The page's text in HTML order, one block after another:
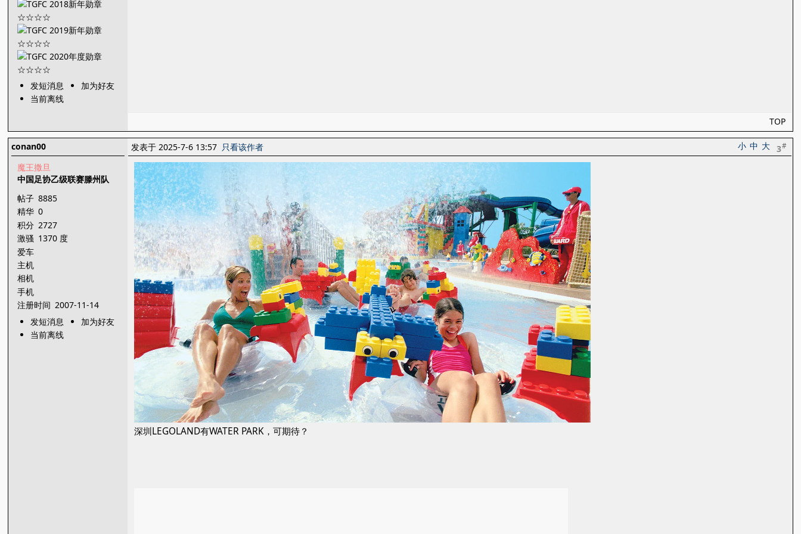
发短消息
加为好友
当前离线
TOP
conan00
魔王撒旦
中国足协乙级联赛滕州队
帖子 8885
精华 0
积分 2727
激骚 1370 度
爱车
主机
相机
手机
注册时间 2007-11-14
发短消息
加为好友
当前离线
3#
大
中
小
发表于 2025-7-6 13:57 只看该作者
深圳LEGOLAND有WATER PARK，可期待？